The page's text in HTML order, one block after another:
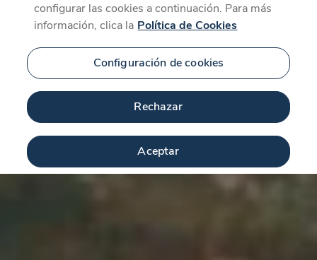
configurar las cookies a continuación. Para más
información, clica la Política de Cookies
Configuración de cookies
Rechazar
Aceptar